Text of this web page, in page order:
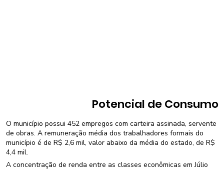
Potencial de Consumo
O município possui 452 empregos com carteira assinada, servente
de obras. A remuneração média dos trabalhadores formais do
município é de R$ 2,6 mil, valor abaixo da média do estado, de R$
4,4 mil.
A concentração de renda entre as classes econômicas em Júlio